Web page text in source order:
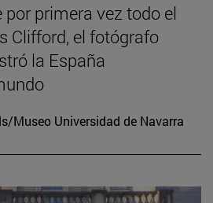
por primera vez todo el
Clifford, el fotógrafo
la España
Museo Universidad de Navarra